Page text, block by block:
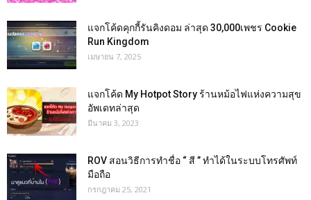
แจกโค้ดคุกกี้รันคิงดอม ล่าสุด 30,000เพชร Cookie
Run Kingdom
เมษายน 7, 2025
แจกโค้ด My Hotpot Story ร้านหม้อไฟแห่งความสุข
อัพเดทล่าสุด
มีนาคม 3, 2023
ROV สอนวิธีการทำชื่อ “ สี ” ทำได้ในระบบโทรศัพท์
มือถือ
กรกฎาคม 25, 2021